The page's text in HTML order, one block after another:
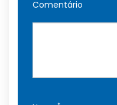
Comentário